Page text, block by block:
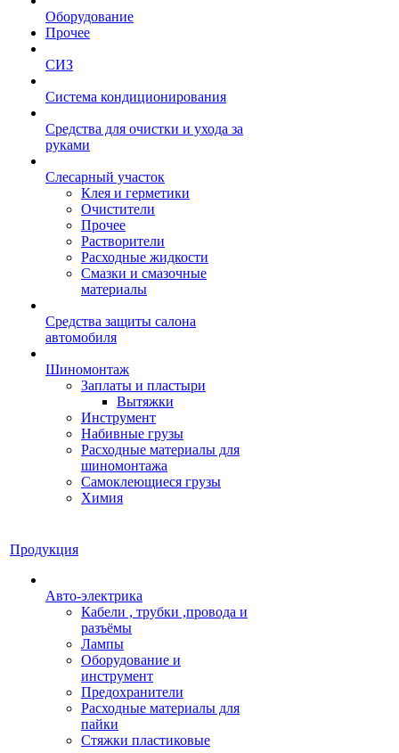
Оборудование
Прочее
СИЗ
Система кондиционирования
Средства для очистки и ухода за
руками
Слесарный участок
Клея и герметики
Очистители
Прочее
Растворители
Расходные жидкости
Смазки и смазочные
материалы
Средства защиты салона
автомобиля
Шиномонтаж
Заплаты и пластыри
Вытяжки
Инструмент
Набивные грузы
Расходные материалы для
шиномонтажа
Самоклеющиеся грузы
Химия
Продукция
Авто-электрика
Кабели , трубки ,провода и
разъёмы
Лампы
Оборудование и
инструмент
Предохранители
Расходные материалы для
пайки
Стяжки пластиковые